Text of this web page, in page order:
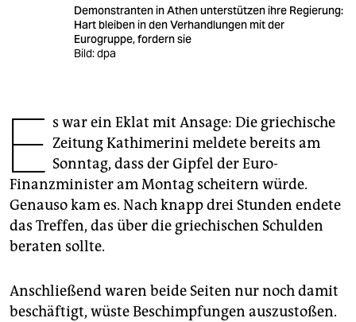
fragen & hilfe
abo
genossenschaft
epaper login
Demonstranten in Athen unterstützen ihre Regierung:
Hart bleiben in den Verhandlungen mit der
Eurogruppe, fordern sie
Bild: dpa
E s war ein Eklat mit Ansage: Die griechische
Zeitung Kathimerini meldete bereits am
Sonntag, dass der Gipfel der Euro-
Finanzminister am Montag scheitern würde.
Genauso kam es. Nach knapp drei Stunden endete
das Treffen, das über die griechischen Schulden
beraten sollte.
Anschließend waren beide Seiten nur noch damit
beschäftigt, wüste Beschimpfungen auszustoßen.